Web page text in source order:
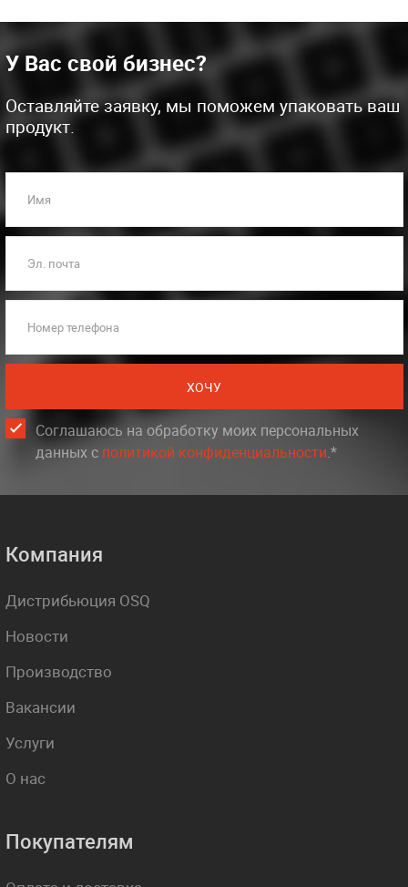
У Вас свой бизнес?
Оставляйте заявку, мы поможем упаковать ваш
продукт.
Имя
Эл. почта
Номер телефона
ХОЧУ
Соглашаюсь на обработку моих персональных
данных c политикой конфиденциальности.*
Компания
Дистрибьюция OSQ
Новости
Производство
Вакансии
Услуги
О нас
Покупателям